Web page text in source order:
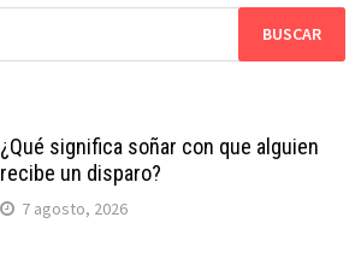
¿Qué significa soñar con que alguien
recibe un disparo?
7 agosto, 2026